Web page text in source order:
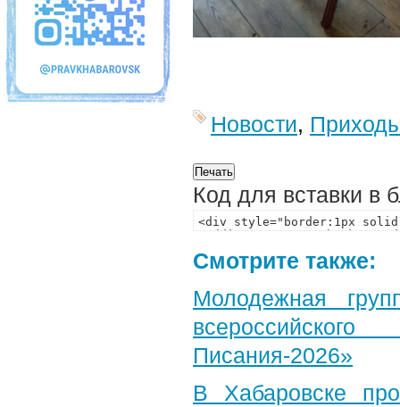
Новости,
Код для вставки в
Смотрите также:
Молодежная
Писания-2026»
В Хабаровске